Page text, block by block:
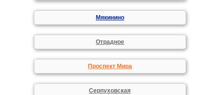
Мякинино
Отрадное
Проспект Мира
Серпуховская